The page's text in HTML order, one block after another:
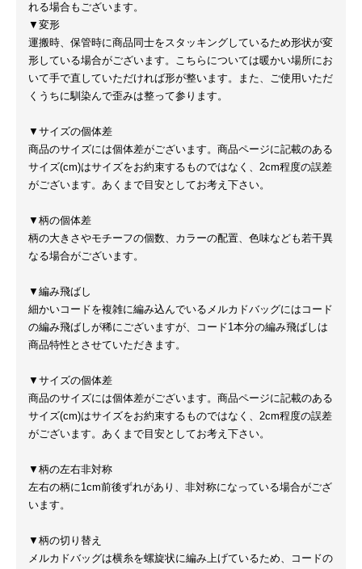
れる場合もございます。
▼変形
運搬時、保管時に商品同士をスタッキングしているため形状が変
形している場合がございます。こちらについては暖かい場所にお
いて手で直していただければ形が整います。また、ご使用いただ
くうちに馴染んで歪みは整って参ります。
▼サイズの個体差
商品のサイズには個体差がございます。商品ページに記載のある
サイズ(cm)はサイズをお約束するものではなく、2cm程度の誤差
がございます。あくまで目安としてお考え下さい。
▼柄の個体差
柄の大きさやモチーフの個数、カラーの配置、色味なども若干異
なる場合がございます。
▼編み飛ばし
細かいコードを複雑に編み込んでいるメルカドバッグにはコード
の編み飛ばしが稀にございますが、コード1本分の編み飛ばしは
商品特性とさせていただきます。
▼サイズの個体差
商品のサイズには個体差がございます。商品ページに記載のある
サイズ(cm)はサイズをお約束するものではなく、2cm程度の誤差
がございます。あくまで目安としてお考え下さい。
▼柄の左右非対称
左右の柄に1cm前後ずれがあり、非対称になっている場合がござ
います。
▼柄の切り替え
メルカドバッグは横糸を螺旋状に編み上げているため、コードの